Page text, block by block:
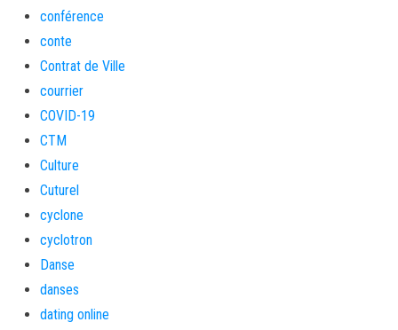
conférence
conte
Contrat de Ville
courrier
COVID-19
CTM
Culture
Cuturel
cyclone
cyclotron
Danse
danses
dating online